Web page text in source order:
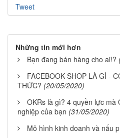
Tweet
Những tin mới hơn
Bạn đang bán hàng cho ai!?
FACEBOOK SHOP LÀ GÌ -
THỨC? (20/05/2020)
OKRs là gì? 4 quyền lực mà
nghiệp của bạn (31/05/2020)
Mô hình kinh doanh và nấu